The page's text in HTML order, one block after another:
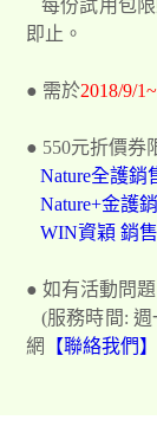
每份試用包
即止。
● 需於2018/9/
● 550元折價券
Nature全護銷
Nature+金護
WIN資穎 銷
● 如有活動問
(服務時間: 週
網
【聯絡我們】